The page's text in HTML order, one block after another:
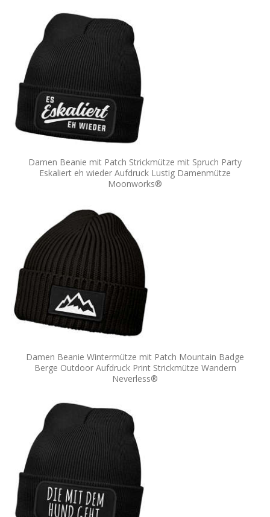
Damen Beanie mit Patch Strickmütze mit Spruch Party
Eskaliert eh wieder Aufdruck Lustig Damenmütze
Moonworks®
Damen Beanie Wintermütze mit Patch Mountain Badge
Berge Outdoor Aufdruck Print Strickmütze Wandern
Neverless®